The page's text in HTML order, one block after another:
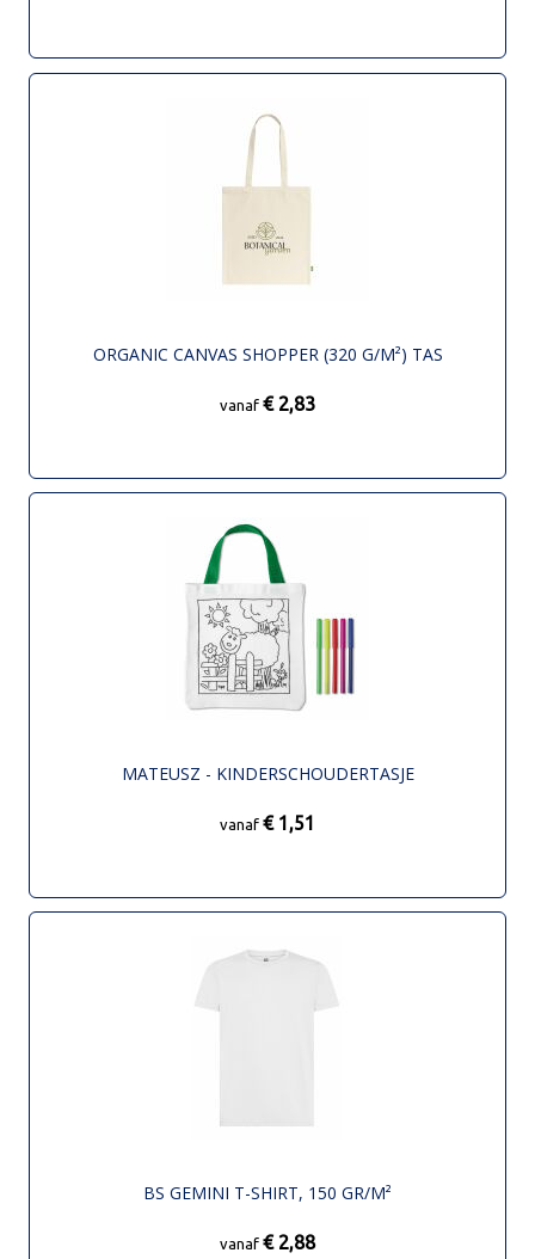
ORGANIC CANVAS SHOPPER (320 G/M²) TAS
vanaf € 2,83
MATEUSZ - KINDERSCHOUDERTASJE
vanaf € 1,51
BS GEMINI T-SHIRT, 150 GR/M²
vanaf € 2,88